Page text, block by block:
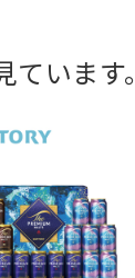
います。